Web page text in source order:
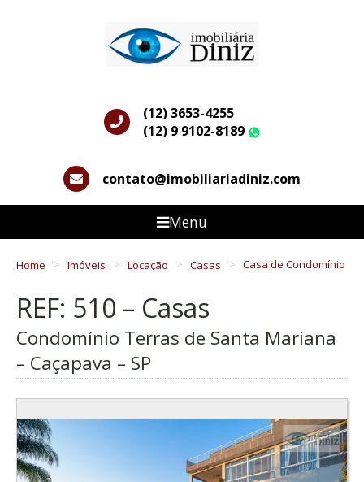
(12) 3653-4255
(12) 9 9102-8189
contato@imobiliariadiniz.com
Menu
Home Imóveis Locação Casas Casa de Condomínio
REF: 510 – Casas
Condomínio Terras de Santa Mariana
– Caçapava – SP